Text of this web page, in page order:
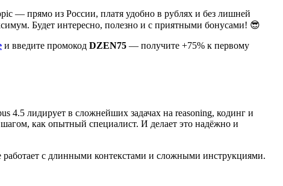
— прямо из России, платя удобно в рублях и без лишней
Будет интересно, полезно и с приятными бонусами! 😎
и введите промокод DZEN75 — получите +75% к первому
4.5 лидирует в сложнейших задачах на reasoning, кодинг и
как опытный специалист. И делает это надёжно и
с длинными контекстами и сложными инструкциями.